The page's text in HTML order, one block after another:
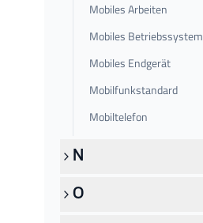
Mobiles Arbeiten
Mobiles Betriebssystem
Mobiles Endgerät
Mobilfunkstandard
Mobiltelefon
N
O